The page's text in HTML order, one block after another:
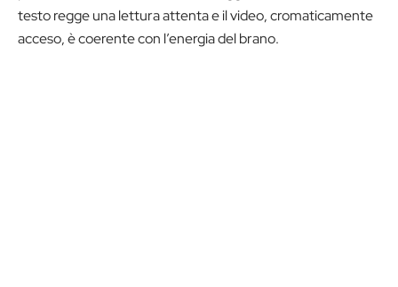
testo regge una lettura attenta e il video, cromaticamente
acceso, è coerente con l’energia del brano.